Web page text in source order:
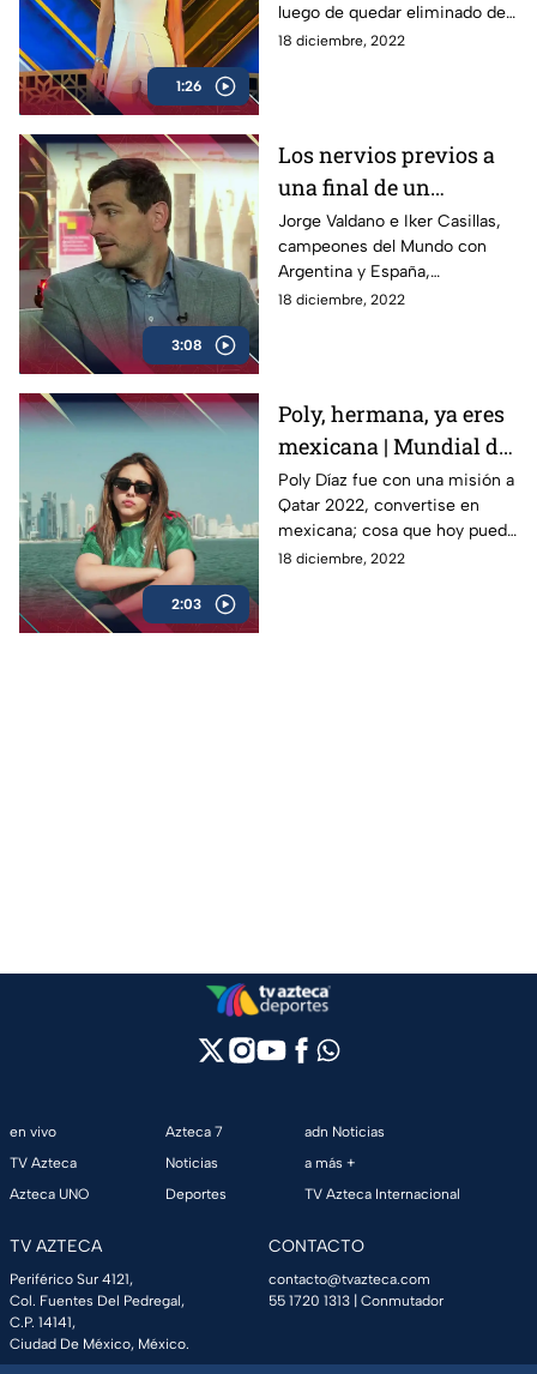
1:26
luego de quedar eliminado de
Qatar 2022, donde el brasileño
18 diciembre, 2022
3:08
Los nervios previos a
una final de un
Mundial |
Protagonistas Extra
Jorge Valdano e Iker Casillas,
campeones del Mundo con
Argentina y España,
respectivamente, nos cuentan
18 diciembre, 2022
2:03
Poly, hermana, ya eres
mexicana | Mundial de
la Comedia
Poly Díaz fue con una misión a
Qatar 2022, convertise en
mexicana; cosa que hoy puede
presumir, ella es la
18 diciembre, 2022
en vivo
TV Azteca
Azteca UNO
Azteca 7
Noticias
Deportes
adn Noticias
a más +
TV Azteca Internacional
TV AZTECA
Periférico Sur 4121,
Col. Fuentes Del Pedregal,
C.P. 14141,
Ciudad De México, México.
CONTACTO
contacto@tvazteca.com
55 1720 1313 | Conmutador